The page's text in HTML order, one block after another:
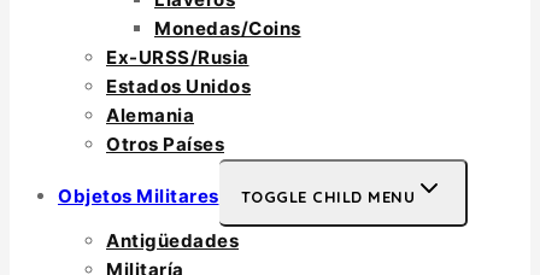
Monedas/Coins
Ex-URSS/Rusia
Estados Unidos
Alemania
Otros Países
Objetos Militares TOGGLE CHILD MENU
Antigüedades
Militaría